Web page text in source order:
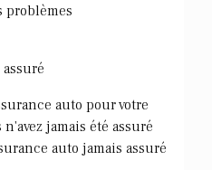
problèmes
auto pour votre
jamais été assuré
auto jamais assuré